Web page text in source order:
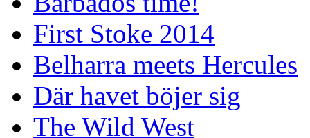
First Stoke 2014
Belharra meets Hercules
Där havet böjer sig
The Wild West